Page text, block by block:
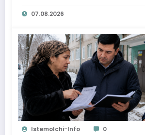
07.08.2026
Istemolchi-Info 0